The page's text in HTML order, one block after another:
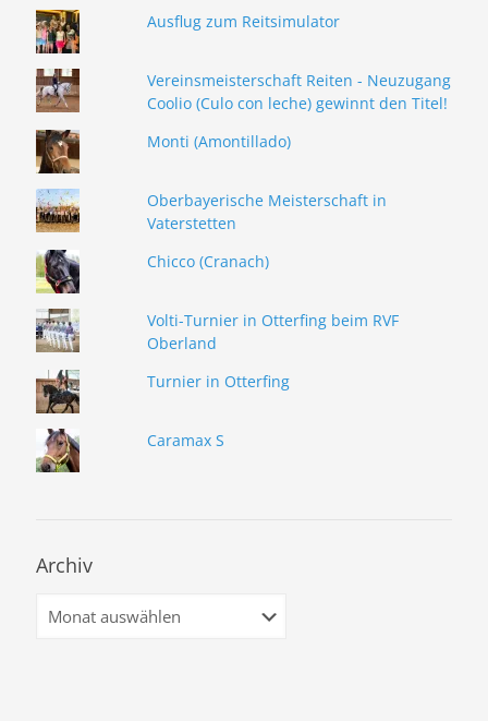
Ausflug zum Reitsimulator
Vereinsmeisterschaft Reiten - Neuzugang
Coolio (Culo con leche) gewinnt den Titel!
Monti (Amontillado)
Oberbayerische Meisterschaft in
Vaterstetten
Chicco (Cranach)
Volti-Turnier in Otterfing beim RVF
Oberland
Turnier in Otterfing
Caramax S
Archiv